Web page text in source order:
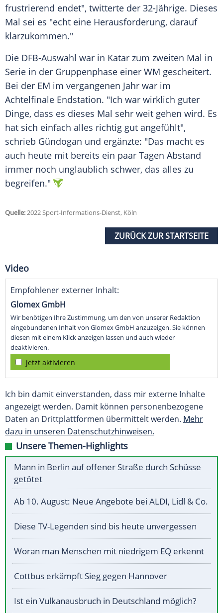
frustrierend endet", twitterte der 32-Jährige. Dieses
Mal sei es "echt eine Herausforderung, darauf
klarzukommen."
Die DFB-Auswahl war in Katar zum zweiten Mal in
Serie in der Gruppenphase einer WM gescheitert.
Bei der EM im vergangenen Jahr war im
Achtelfinale Endstation. "Ich war wirklich guter
Dinge, dass es dieses Mal sehr weit gehen wird. Es
hat sich einfach alles richtig gut angefühlt",
schrieb Gündogan und ergänzte: "Das macht es
auch heute mit bereits ein paar Tagen Abstand
immer noch unglaublich schwer, das alles zu
begreifen."
Quelle:2022 Sport-Informations-Dienst, Köln
ZURÜCK ZUR STARTSEITE
Video
Empfohlener externer Inhalt:
Glomex GmbH
Wir benötigen Ihre Zustimmung, um den von unserer Redaktion
eingebundenen Inhalt von Glomex GmbH anzuzeigen. Sie können
diesen mit einem Klick anzeigen lassen und auch wieder
deaktivieren.
jetzt aktivieren
Ich bin damit einverstanden, dass mir externe Inhalte
angezeigt werden. Damit können personenbezogene
Daten an Drittplattformen übermittelt werden. Mehr
dazu in unseren Datenschutzhinweisen.
Unsere Themen-Highlights
Mann in Berlin auf offener Straße durch Schüsse
getötet
Ab 10. August: Neue Angebote bei ALDI, Lidl & Co.
Diese TV-Legenden sind bis heute unvergessen
Woran man Menschen mit niedrigem EQ erkennt
Cottbus erkämpft Sieg gegen Hannover
Ist ein Vulkanausbruch in Deutschland möglich?